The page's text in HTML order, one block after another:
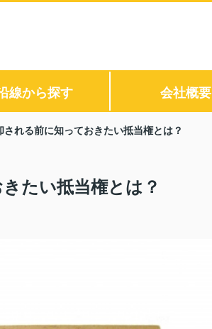
線から探す 会社概要
れる前に知っておきたい抵当権とは？
たい抵当権とは？